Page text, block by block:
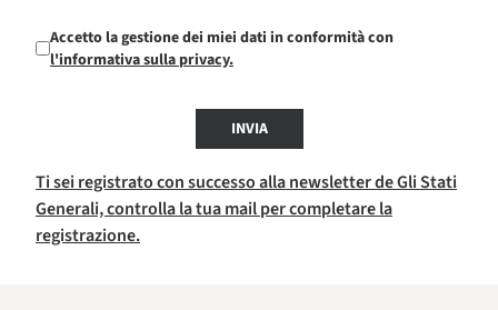
Accetto la gestione dei miei dati in conformità con
l'informativa sulla privacy.
INVIA
Ti sei registrato con successo alla newsletter de Gli Stati
Generali, controlla la tua mail per completare la
registrazione.